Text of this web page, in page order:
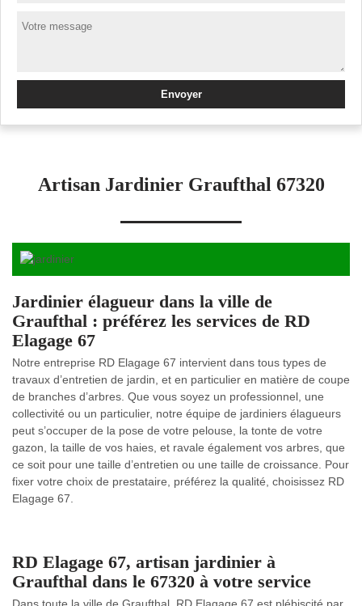
Artisan Jardinier Graufthal 67320
Jardinier élagueur dans la ville de
Graufthal : préférez les services de RD
Elagage 67
Notre entreprise RD Elagage 67 intervient dans tous types de
travaux d’entretien de jardin, et en particulier en matière de coupe
de branches d’arbres. Que vous soyez un professionnel, une
collectivité ou un particulier, notre équipe de jardiniers élagueurs
peut s’occuper de la pose de votre pelouse, la tonte de votre
gazon, la taille de vos haies, et ravale également vos arbres, que
ce soit pour une taille d’entretien ou une taille de croissance. Pour
fixer votre choix de prestataire, préférez la qualité, choisissez RD
Elagage 67.
RD Elagage 67, artisan jardinier à
Graufthal dans le 67320 à votre service